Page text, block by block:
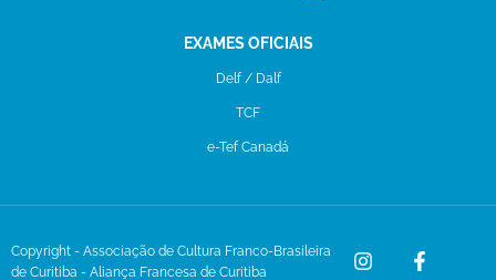
EXAMES OFICIAIS
Delf / Dalf
TCF
e-Tef Canadá
Copyright - Associação de Cultura Franco-Brasileira
de Curitiba - Aliança Francesa de Curitiba